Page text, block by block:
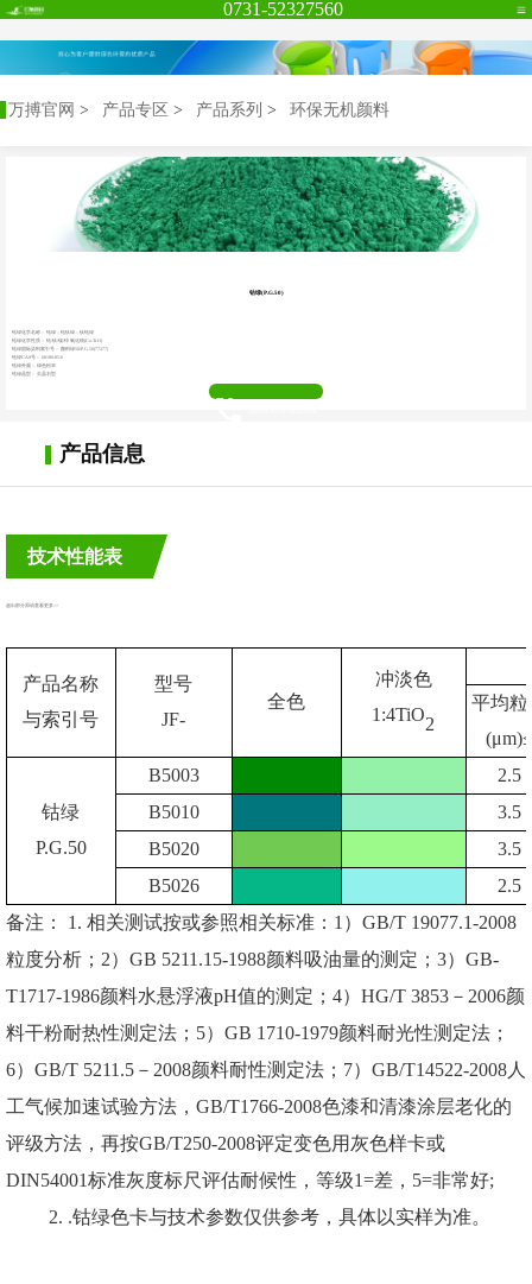
万搏官网 0731-52327560
万搏官网 > 产品专区 > 产品系列 > 环保无机颜料
钴绿(P.G.50)
钴绿化学名称： 钴绿；钴钛绿；钛钴绿
钴绿化学性质： 钴/钛/镍/锌 氧化物(Co-Ti-O)
钴绿国际染料索引号： 颜料绿50/P.G.50(77377)
钴绿CAS号： 68186-85-6
钴绿外观： 绿色粉末
钴绿晶型： 尖晶石型
产品信息
技术性能表
超出部分滑动查看更多>>
产品名称
与索引号
型号
JF-
全色
冲淡色
1:4TiO2
平均粒
(μm)≤
钴绿
P.G.50
B5003
2.5
B5010
3.5
B5020
3.5
B5026
2.5
备注： 1. 相关测试按或参照相关标准： 1 ） GB/T 19077.1-2008
粒度分析； 2） GB 5211.15-1988颜料吸油量的测定； 3） GB-
T1717-1986颜料水悬浮液pH值的测定； 4） HG/T 3853－ 2006颜
料干粉耐热性测定法； 5） GB 1710-1979颜料耐光性测定法；
6） GB/T 5211.5－ 2008颜料耐性测定法； 7） GB/T14522-2008人
工气候加速试验方法， GB/T1766-2008色漆和清漆涂层老化的
评级方法，再按GB/T250-2008评定变色用灰色样卡或
DIN54001标准灰度标尺评估耐候性，等级1=差， 5=非常好;
2. .钴绿色卡与技术参数仅供参考，具体以实样为准。